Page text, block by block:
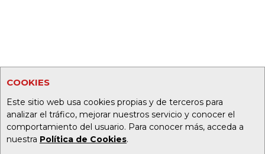
COOKIES
Este sitio web usa cookies propias y de terceros para
analizar el tráfico, mejorar nuestros servicio y conocer el
comportamiento del usuario. Para conocer más, acceda a
nuestra Política de Cookies.